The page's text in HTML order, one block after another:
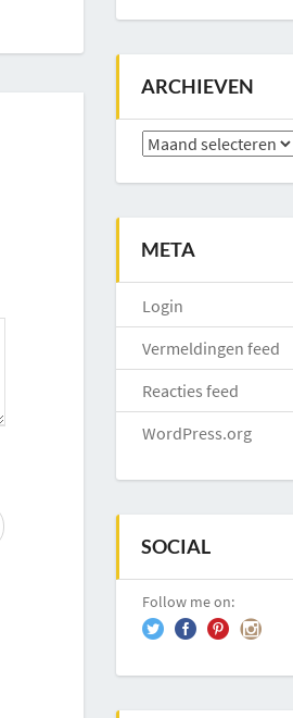
ARCHIEVEN
Archieven
META
Login
Vermeldingen feed
Reacties feed
WordPress.org
SOCIAL
Follow me on: